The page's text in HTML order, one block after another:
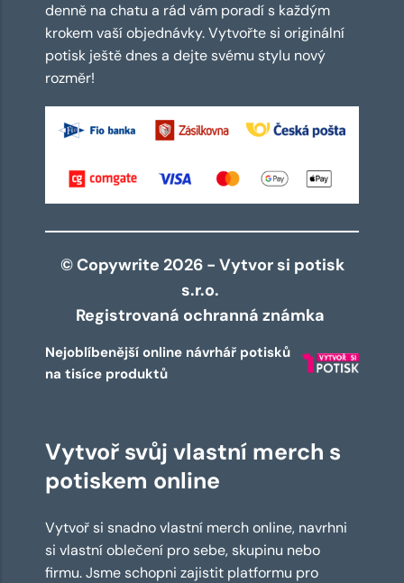
denně na chatu a rád vám poradí s každým
krokem vaší objednávky. Vytvořte si originální
potisk ještě dnes a dejte svému stylu nový
rozměr!
© Copywrite 2026 - Vytvor si potisk
s.r.o.
Registrovaná ochranná známka
Nejoblíbenější online návrhář potisků
na tisíce produktů
Vytvoř svůj vlastní merch s
potiskem online
Vytvoř si snadno vlastní merch online, navrhni
si vlastní oblečení pro sebe, skupinu nebo
firmu. Jsme schopni zajistit platformu pro